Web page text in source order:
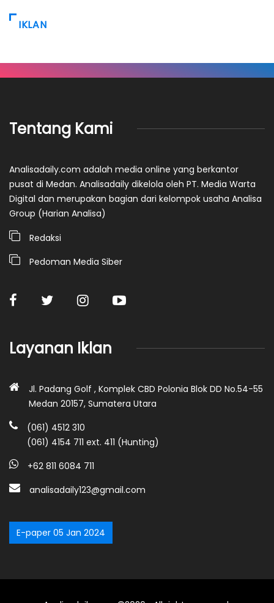
IKLAN
Tentang Kami
Analisadaily.com adalah media online yang berkantor
pusat di Medan. Analisadaily dikelola oleh PT. Media Warta
Digital dan merupakan bagian dari kelompok usaha Analisa
Group (Harian Analisa)
Redaksi
Pedoman Media Siber
Layanan Iklan
Jl. Padang Golf , Komplek CBD Polonia Blok DD No.54-55
Medan 20157, Sumatera Utara
(061) 4512 310
(061) 4154 711 ext. 411 (Hunting)
+62 811 6084 711
analisadaily123@gmail.com
E-paper 05 Jan 2024